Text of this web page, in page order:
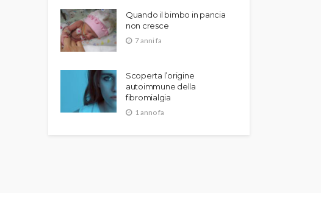
Quando il bimbo in pancia
non cresce
7 anni fa
Scoperta l’origine
autoimmune della
fibromialgia
1 anno fa